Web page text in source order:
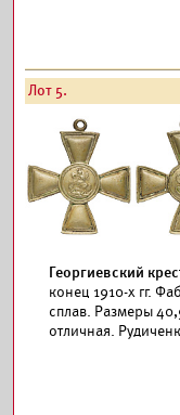
Лот 5.
Георгиевский
конец 1910-х гг.
сплав. Размеры
отличная.